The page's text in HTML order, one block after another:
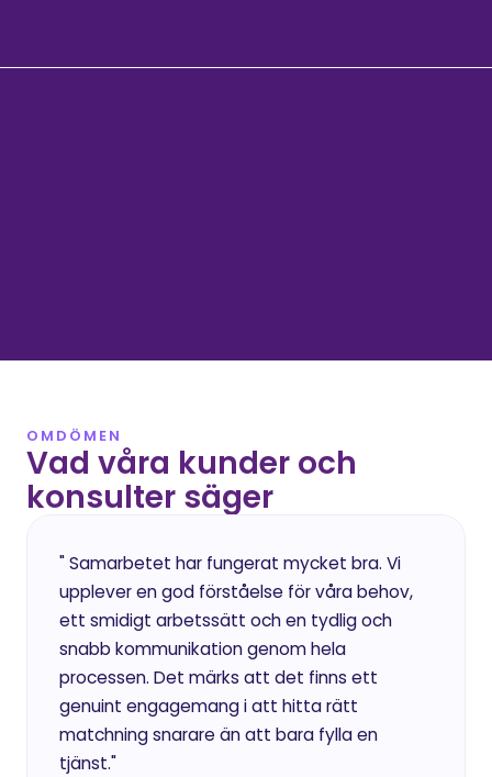
Vill du veta mer? Kontakta oss idag!
OMDÖMEN
Vad våra kunder och
konsulter säger
" Samarbetet har fungerat mycket bra. Vi
upplever en god förståelse för våra behov,
ett smidigt arbetssätt och en tydlig och
snabb kommunikation genom hela
processen. Det märks att det finns ett
genuint engagemang i att hitta rätt
matchning snarare än att bara fylla en
tjänst."